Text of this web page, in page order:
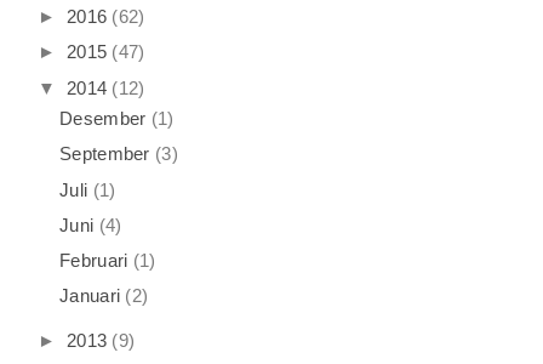
► 2016 (62)
► 2015 (47)
▼
2014 (12)
Desember (1)
September (3)
Juli (1)
Juni (4)
Februari (1)
Januari (2)
► 2013 (9)